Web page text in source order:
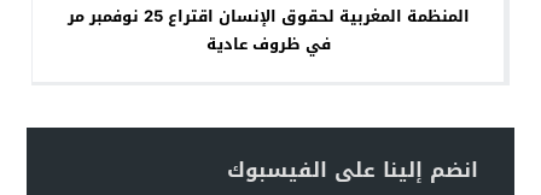
المنظمة المغربية لحقوق الإنسان اقتراع 25 نوفمبر مر
في ظروف عادية
انضم إلينا على الفيسبوك